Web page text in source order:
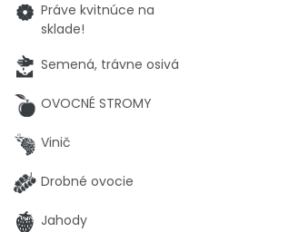
Práve kvitnúce na
sklade!
Semená, trávne osivá
OVOCNÉ STROMY
Vinič
Drobné ovocie
Jahody